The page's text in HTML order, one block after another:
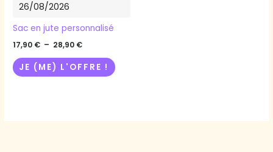
26/08/2026
Sac en jute personnalisé
17,90 € – 28,90 €
JE (ME) L'OFFRE !